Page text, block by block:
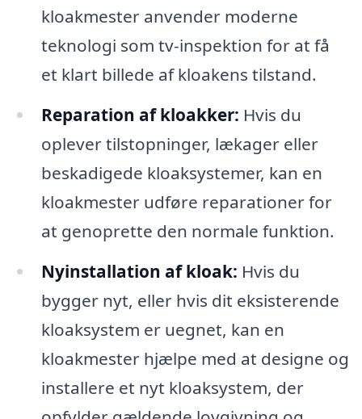
kloakmester anvender moderne
teknologi som tv-inspektion for at få
et klart billede af kloakens tilstand.
Reparation af kloakker: Hvis du
oplever tilstopninger, lækager eller
beskadigede kloaksystemer, kan en
kloakmester udføre reparationer for
at genoprette den normale funktion.
Nyinstallation af kloak: Hvis du
bygger nyt, eller hvis dit eksisterende
kloaksystem er uegnet, kan en
kloakmester hjælpe med at designe og
installere et nyt kloaksystem, der